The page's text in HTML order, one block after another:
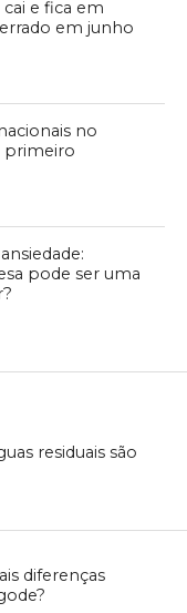
e fica em
em junho
no
primeiro
pode ser uma
residuais são
diferenças